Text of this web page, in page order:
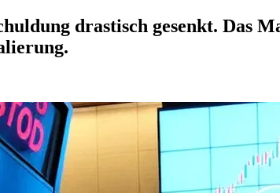
drastisch gesenkt. Das